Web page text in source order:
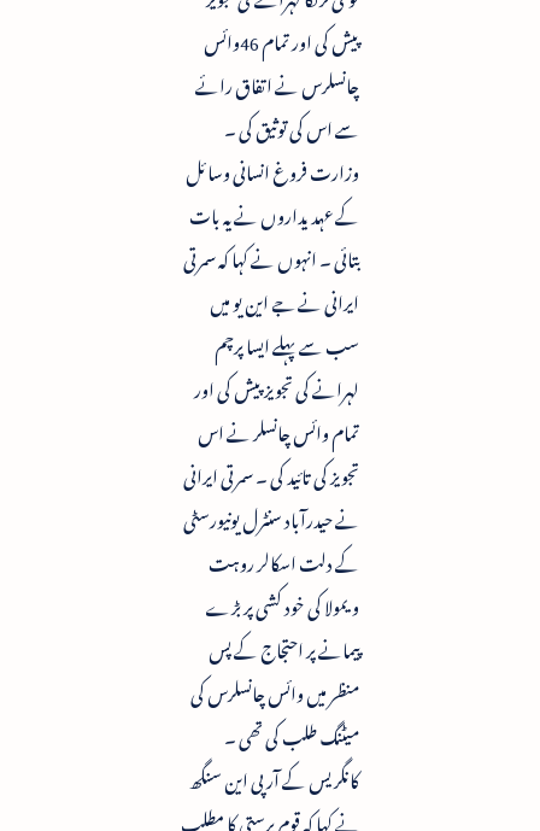
پیش کی اور تمام 46وائس
چانسلرس نے اتفاق رائے
سے اس کی توثیق کی ۔
وزارت فروغ انسانی وسائل
کے عہدیداروں نے یہ بات
بتائی ۔ انہوں نے کہا کہ سمرتی
ایرانی نے جے این یو میں
سب سے پہلے ایسا پرچم
لہرانے کی تجویز پیش کی اور
تمام وائس چانسلر نے اس
تجویز کی تائید کی ۔ سمرتی ایرانی
نے حیدرآباد سنٹرل یونیورسٹی
کے دلت اسکالر روہت
ویمولا کی خود کشی پر بڑے
پیمانے پر احتجاج کے پس
منظر میں وائس چانسلرس کی
میٹنگ طلب کی تھی ۔
کانگریس کے آر پی این سنگھ
نے کہا کہ قوم پرستی کا مطلب